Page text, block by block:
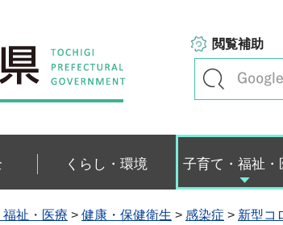
閲覧補助
くらし・環境 子育て・福祉・
祉・医療 > 健康・保健衛生 > 感染症 > 新型コ